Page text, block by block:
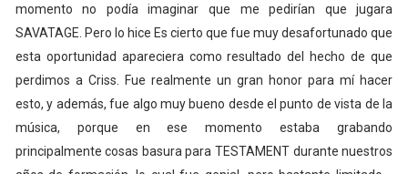
momento no podía imaginar que me pedirían que jugara
SAVATAGE. Pero lo hice Es cierto que fue muy desafortunado que
esta oportunidad apareciera como resultado del hecho de que
perdimos a Criss. Fue realmente un gran honor para mí hacer
esto, y además, fue algo muy bueno desde el punto de vista de la
música, porque en ese momento estaba grabando
principalmente cosas basura para TESTAMENT durante nuestros